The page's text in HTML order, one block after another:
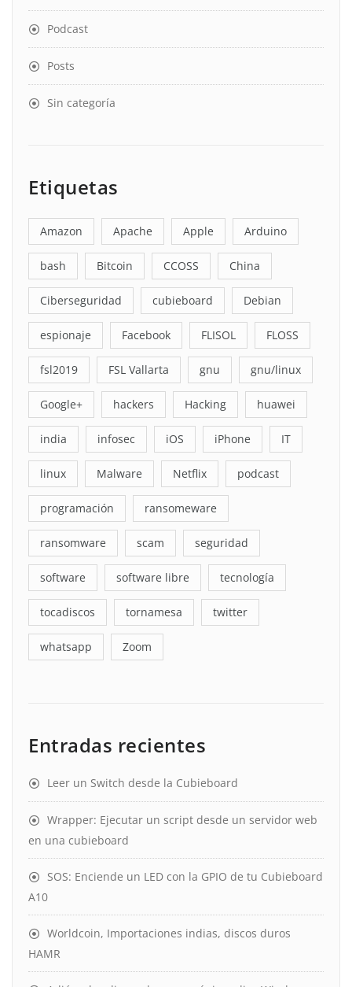
Podcast
Posts
Sin categoría
Etiquetas
Amazon Apache Apple Arduino
bash Bitcoin CCOSS China
Ciberseguridad cubieboard Debian
espionaje Facebook FLISOL FLOSS
fsl2019 FSL Vallarta gnu gnu/linux
Google+ hackers Hacking huawei
india infosec iOS iPhone IT
linux Malware Netflix podcast
programación ransomeware
ransomware scam seguridad
software software libre tecnología
tocadiscos tornamesa twitter
whatsapp Zoom
Entradas recientes
Leer un Switch desde la Cubieboard
Wrapper: Ejecutar un script desde un servidor web
en una cubieboard
SOS: Enciende un LED con la GPIO de tu Cubieboard
A10
Worldcoin, Importaciones indias, discos duros
HAMR